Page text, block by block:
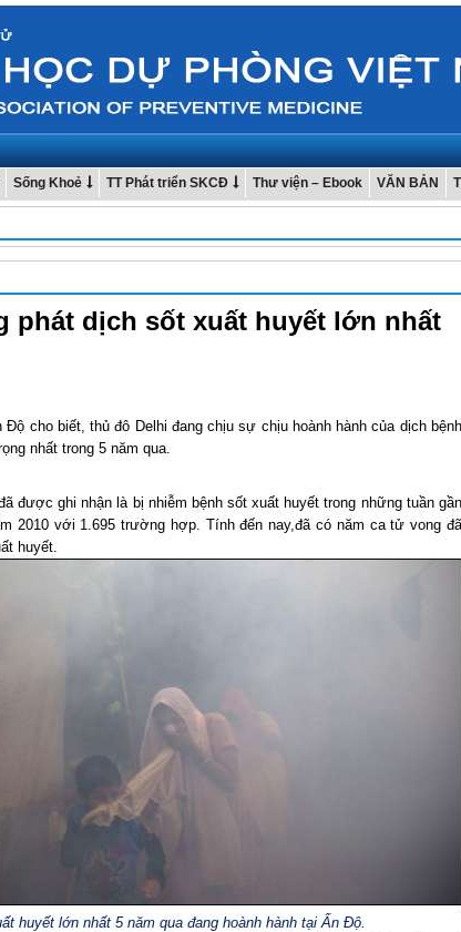
Sống Khoẻ TT Phát triển SKCĐ Thư viện – Ebook VĂN BẢN
phát dịch sốt xuất huyết lớn nhất
cho biết, thủ đô Delhi đang chịu sự chịu hoành hành của dịch bệnh
nhất trong 5 năm qua.
được ghi nhận là bị nhiễm bệnh sốt xuất huyết trong những tuần gần
2010 với 1.695 trường hợp. Tính đến nay,đã có năm ca tử vong đã
huyết.
huyết lớn nhất 5 năm qua đang hoành hành tại Ấn Độ.